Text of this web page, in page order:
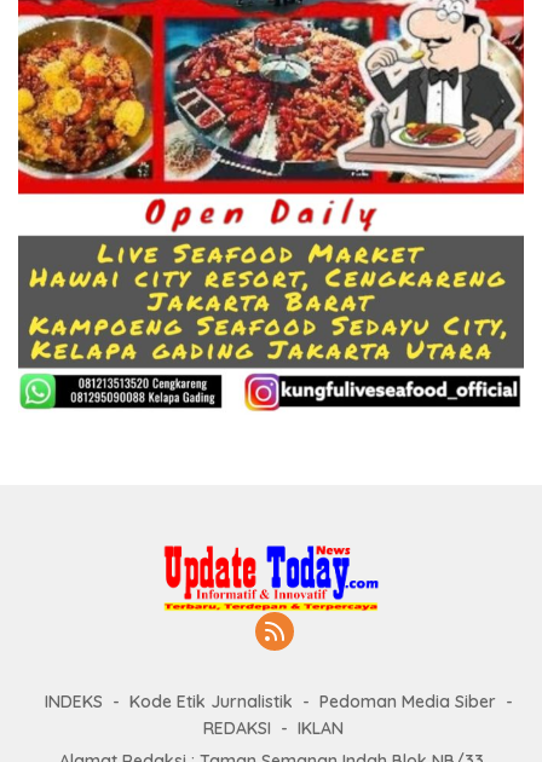
INDEKS Kode Etik Jurnalistik
Pedoman Media Siber
REDAKSI
IKLAN